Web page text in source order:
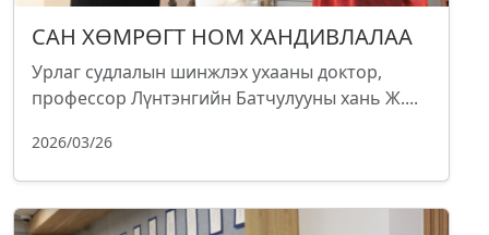
САН ХӨМРӨГТ НОМ ХАНДИВЛАЛАА
Урлаг судлалын шинжлэх ухааны доктор,
профессор Лүнтэнгийн Батчулууны хань Ж....
2026/03/26